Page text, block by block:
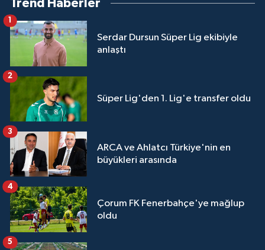
Trend Haberler
Serdar Dursun Süper Lig ekibiyle
anlaştı
Süper Lig'den 1. Lig'e transfer oldu
2
ARCA ve Ahlatcı Türkiye'nin en
büyükleri arasında
3
Çorum FK Fenerbahçe'ye mağlup
oldu
4
5